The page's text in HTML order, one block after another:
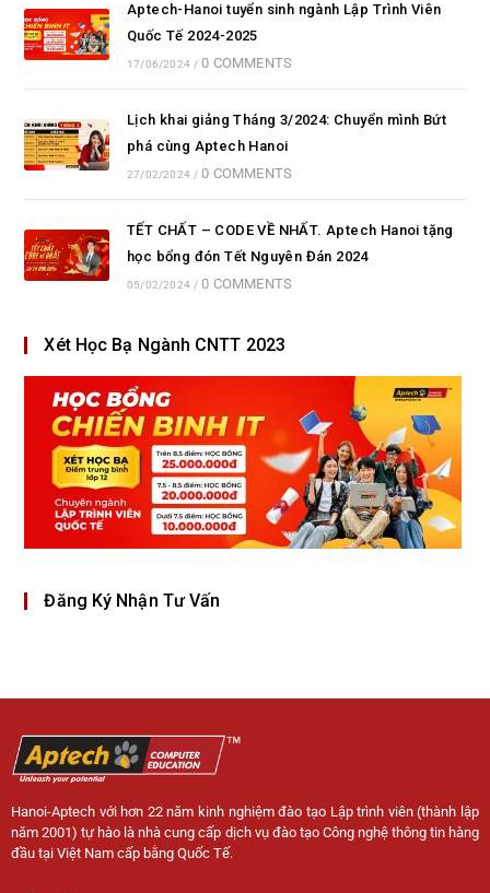
Aptech-Hanoi tuyển sinh ngành Lập Trình Viên
Quốc Tế 2024-2025
17/06/2024 / 0 COMMENTS
Lịch khai giảng Tháng 3/2024: Chuyển mình Bứt
phá cùng Aptech Hanoi
27/02/2024 / 0 COMMENTS
TẾT CHẤT – CODE VỀ NHẤT. Aptech Hanoi tặng
học bổng đón Tết Nguyên Đán 2024
05/02/2024 / 0 COMMENTS
Xét Học Bạ Ngành CNTT 2023
Đăng Ký Nhận Tư Vấn
Hanoi-Aptech với hơn 22 năm kinh nghiệm đào tạo Lập trình viên (thành lập
năm 2001) tự hào là nhà cung cấp dịch vụ đào tạo Công nghệ thông tin hàng
đầu tại Việt Nam cấp bằng Quốc Tế.